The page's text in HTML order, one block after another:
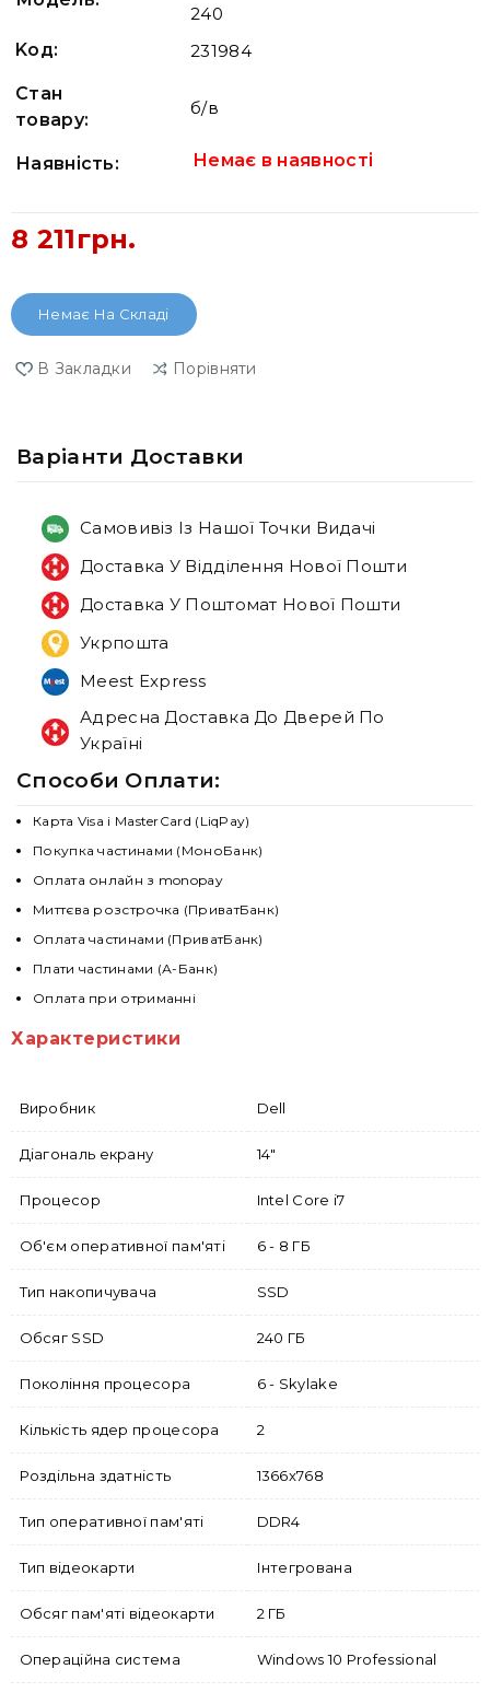
240
Koд:
231984
Стан
товару:
б/в
Наявність: Немає в наявності
8 211грн.
Немає На Складі
В Закладки Порівняти
Варiанти Доставки
Самовивіз Із Нашої Точки Видачі
Доставка У Відділення Нової Пошти
Доставка У Поштомат Нової Пошти
Укрпошта
Meest Express
Адресна Доставка До Дверей По
Україні
Способи Оплати:
Карта Visa і MasterCard (LiqPay)
Покупка частинами (МоноБанк)
Оплата онлайн з monopay
Миттєва розстрочка (ПриватБанк)
Оплата частинами (ПриватБанк)
Плати частинами (А-Банк)
Оплата при отриманні
Характеристики
Виробник Dell
Діагональ екрану 14"
Процесор Intel Core i7
Об'єм оперативної пам'яті 6 - 8 ГБ
Тип накопичувача SSD
Обсяг SSD 240 ГБ
Покоління процесора 6 - Skylake
Кількість ядер процесора 2
Роздільна здатність 1366x768
Тип оперативної пам'яті DDR4
Тип відеокарти Інтегрована
Обсяг пам'яті відеокарти 2 ГБ
Операційна система Windows 10 Professional